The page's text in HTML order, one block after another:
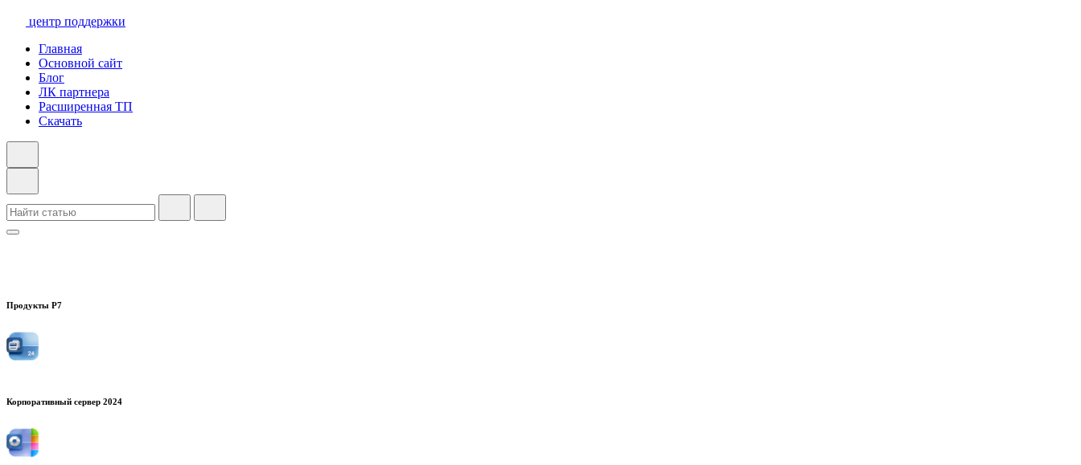
центр поддержки
Главная
Основной сайт
Блог
ЛК партнера
Расширенная ТП
Скачать
Продукты Р7
Корпоративный сервер 2024